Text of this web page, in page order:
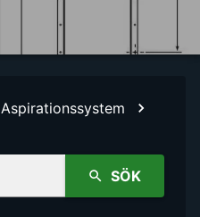
Aspirationssystem
SÖK